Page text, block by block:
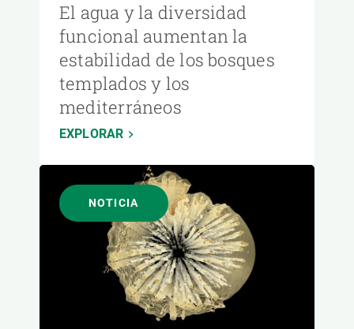
El agua y la diversidad
funcional aumentan la
estabilidad de los bosques
templados y los
mediterráneos
EXPLORAR
NOTICIA